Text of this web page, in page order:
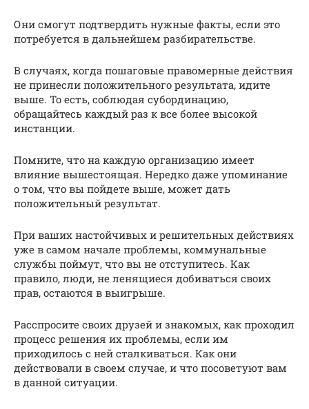
Они смогут подтвердить нужные факты, если это
потребуется в дальнейшем разбирательстве.
В случаях, когда пошаговые правомерные действия
не принесли положительного результата, идите
выше. То есть, соблюдая субординацию,
обращайтесь каждый раз к все более высокой
инстанции.
Помните, что на каждую организацию имеет
влияние вышестоящая. Нередко даже упоминание
о том, что вы пойдете выше, может дать
положительный результат.
При ваших настойчивых и решительных действиях
уже в самом начале проблемы, коммунальные
службы поймут, что вы не отступитесь. Как
правило, люди, не ленящиеся добиваться своих
прав, остаются в выигрыше.
Расспросите своих друзей и знакомых, как проходил
процесс решения их проблемы, если им
приходилось с ней сталкиваться. Как они
действовали в своем случае, и что посоветуют вам
в данной ситуации.